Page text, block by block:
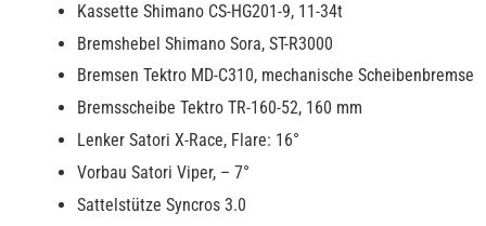
Kassette Shimano CS-HG201-9, 11-34t
Bremshebel Shimano Sora, ST-R3000
Bremsen Tektro MD-C310, mechanische Scheibenbremse
Bremsscheibe Tektro TR-160-52, 160 mm
Lenker Satori X-Race, Flare: 16°
Vorbau Satori Viper, – 7°
Sattelstütze Syncros 3.0